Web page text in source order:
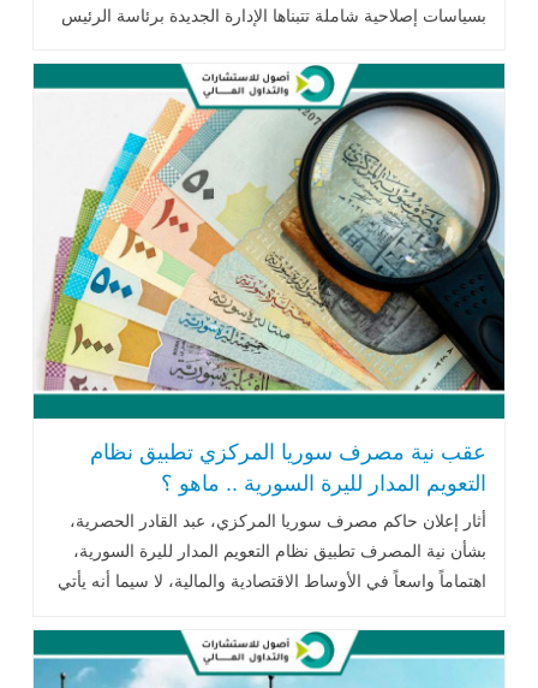
بسياسات إصلاحية شاملة تتبناها الإدارة الجديدة برئاسة الرئيس
عقب نية مصرف سوريا المركزي تطبيق نظام
التعويم المدار لليرة السورية .. ماهو ؟
أثار إعلان حاكم مصرف سوريا المركزي، عبد القادر الحصرية،
بشأن نية المصرف تطبيق نظام التعويم المدار لليرة السورية،
اهتماماً واسعاً في الأوساط الاقتصادية والمالية، لا سيما أنه يأتي